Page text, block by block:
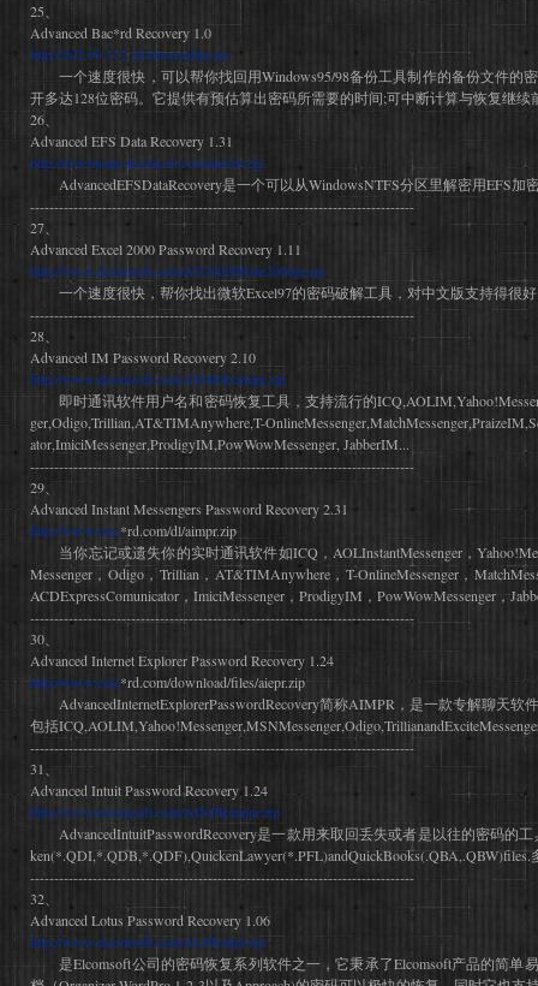
25、
Advanced Bac*rd Recovery 1.0
http://202.99.172.24/down/abpr.zip
一个速度很快，可以帮你找回用Windows95/98备份工具制作的备份文件的
开多达128位密码。它提供有预估算出密码所需要的时间;可中断计算与恢复继续
26、
Advanced EFS Data Recovery 1.31
http://download.elcomsoft.com/aefsdr.zip
AdvancedEFSDataRecovery是一个可以从WindowsNTFS分区里解密用EFS加
--------------------------------------------------------------------------------
27、
Advanced Excel 2000 Password Recovery 1.11
http://www.elcomsoft.com/AE2000PR/ae2000pr.zip
一个速度很快，帮你找出微软Excel97的密码破解工具，对中文版支持得很
--------------------------------------------------------------------------------
28、
Advanced IM Password Recovery 2.10
http://www.elcomsoft.com/AIMPR/aimpr.zip
即时通讯软件用户名和密码恢复工具，支持流行的
ger,Odigo,Trillian,AT&TIMAnywhere,T-
ator,ImiciMessenger,ProdigyIM,PowWowMessenger, JabberIM...
--------------------------------------------------------------------------------
29、
Advanced Instant Messengers Password Recovery 2.31
http://www.crac*rd.com/dl/aimpr.zip
当你忘记或遗失你的实时通讯软件如ICQ，AOLInstantMessenger，
Messenger，Odigo，Trillian，AT&TIMAnywhere，T-OnlineMessenger，
ACDExpressComunicator，ImiciMessenger，ProdigyIM，PowWowMessenger，
--------------------------------------------------------------------------------
30、
Advanced Internet Explorer Password Recovery 1.24
http://www.crac*rd.com/download/files/aiepr.zip
AdvancedInternetExplorerPasswordRecovery简称AIMPR，是一款专解聊天软
包括
--------------------------------------------------------------------------------
31、
Advanced Intuit Password Recovery 1.24
http://www.elcomsoft.com/AINPR/ainpr.zip
AdvancedIntuitPasswordRecovery是一款用来取回丢失或者是以往的密码的
--------------------------------------------------------------------------------
32、
Advanced Lotus Password Recovery 1.06
http://www.elcomsoft.com/ALPR/alpr.zip
是Elcomsoft公司的密码恢复系列软件之一，它秉承了Elcomsoft产品的简单